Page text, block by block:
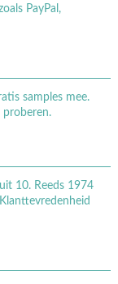
PayPal,
samples mee.
proberen.
10. Reeds 1974